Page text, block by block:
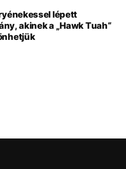
lépett
akinek a „Hawk Tuah“